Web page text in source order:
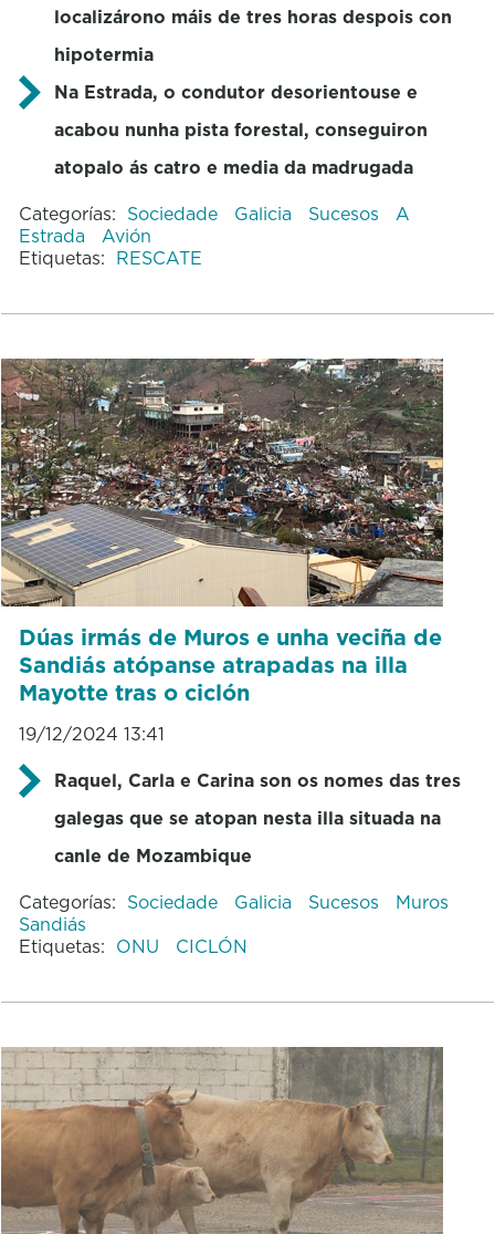
localizárono máis de tres horas despois con
hipotermia
Na Estrada, o condutor desorientouse e
acabou nunha pista forestal, conseguiron
atopalo ás catro e media da madrugada
Categorías: Sociedade Galicia Sucesos
A
Estrada
Avión
Etiquetas: RESCATE
Dúas irmás de Muros e unha veciña de
Sandiás atópanse atrapadas na illa
Mayotte tras o ciclón
19/12/2024 13:41
Raquel, Carla e Carina son os nomes das tres
galegas que se atopan nesta illa situada na
canle de Mozambique
Categorías: Sociedade Galicia Sucesos
Muros
Sandiás
Etiquetas: ONU CICLÓN